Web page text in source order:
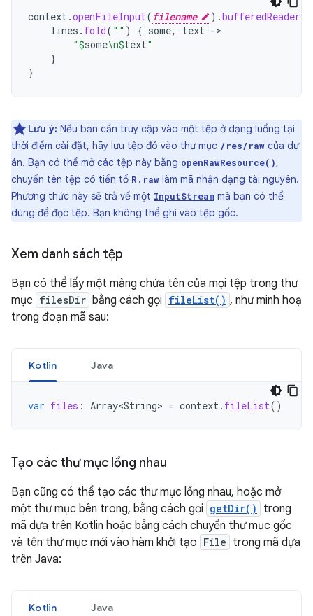
context.openFileInput( filename ).bufferedReader
lines . fold( "" ) { some, text ->
"$some\n$text"
}
}
Lưu ý: Nếu bạn cần truy cập vào một tệp ở dạng luồng tại
thời điểm cài đặt, hãy lưu tệp đó vào thư mục /res/raw của dự
án. Bạn có thể mở các tệp này bằng openRawResource(),
chuyển tên tệp có tiền tố R.raw làm mã nhận dạng tài nguyên.
Phương thức này sẽ trả về một InputStream mà bạn có thể
dùng để đọc tệp. Bạn không thể ghi vào tệp gốc.
Xem danh sách tệp
Bạn có thể lấy một mảng chứa tên của mọi tệp trong thư
mục filesDir bằng cách gọi fileList() , như minh hoạ
trong đoạn mã sau:
Kotlin Java
var files : Array<String> = context. fileList()
Tạo các thư mục lồng nhau
Bạn cũng có thể tạo các thư mục lồng nhau, hoặc mở
một thư mục bên trong, bằng cách gọi getDir()
trong
mã dựa trên Kotlin hoặc bằng cách chuyển thư mục gốc
và tên thư mục mới vào hàm khởi tạo File trong mã dựa
trên Java:
Kotlin Java